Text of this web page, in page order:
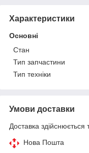
Характеристики
Основні
Стан
Тип запчастини
Тип техніки
Умови доставки
Доставка здійснюється
Нова Пошта